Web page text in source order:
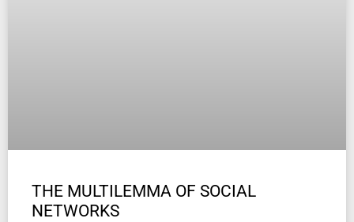
THE MULTILEMMA OF SOCIAL
NETWORKS